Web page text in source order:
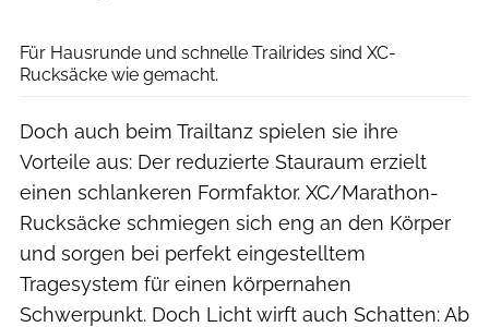
Für Hausrunde und schnelle Trailrides sind XC-
Rucksäcke wie gemacht.
Doch auch beim Trailtanz spielen sie ihre
Vorteile aus: Der reduzierte Stauraum erzielt
einen schlankeren Formfaktor. XC/Marathon-
Rucksäcke schmiegen sich eng an den Körper
und sorgen bei perfekt eingestelltem
Tragesystem für einen körpernahen
Schwerpunkt. Doch Licht wirft auch Schatten: Ab